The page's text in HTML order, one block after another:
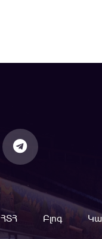
ՀՏՀ Բլոգ